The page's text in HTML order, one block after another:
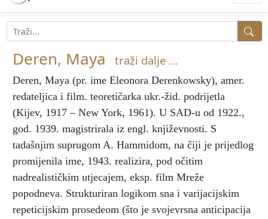
Deren, Maya traži dalje ...
Deren, Maya (pr. ime Eleonora Derenkowsky), amer.
redateljica i film. teoretičarka ukr.-žid. podrijetla
(Kijev, 1917 – New York, 1961). U SAD-u od 1922.,
god. 1939. magistrirala iz engl. književnosti. S
tadašnjim suprugom A. Hammidom, na čiji je prijedlog
promijenila ime, 1943. realizira, pod očitim
nadrealističkim utjecajem, eksp. film Mreže
popodneva. Strukturiran logikom sna i varijacijskim
repeticijskim prosedeom (što je svojevrsna anticipacija